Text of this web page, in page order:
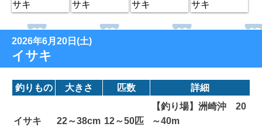
2026年6月20日(土)
イサキ
釣りもの 大きさ 匹数 詳細
イサキ 22～38cm 12～50匹
【釣り場】洲崎沖 20
～40m